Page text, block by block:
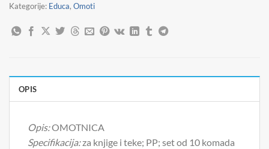
Kategorije: Educa, Omoti
OPIS
Opis:OMOTNICA
Specifikacija:za knjige i teke; PP; set od 10 komada